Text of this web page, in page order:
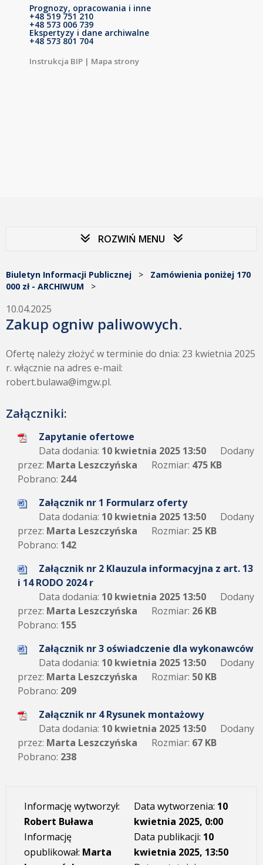
Prognozy, opracowania i inne
+48 519 751 210
+48 573 006 739
Ekspertyzy i dane archiwalne
+48 573 801 704
Instrukcja BIP | Mapa strony
ROZWIŃ MENU
Biuletyn Informacji Publicznej > Zamówienia poniżej 170
000 zł - ARCHIWUM >
10.04.2025
Zakup ogniw paliwowych.
Ofertę należy złożyć w terminie do dnia: 23 kwietnia 2025
r. włącznie na adres e-mail:
robert.bulawa@imgw.pl.
Załączniki:
Zapytanie ofertowe
Data dodania: 10 kwietnia 2025 13:50
Dodany
przez: Marta Leszczyńska Rozmiar: 475 KB
Pobrano: 244
Załącznik nr 1 Formularz oferty
Data dodania: 10 kwietnia 2025 13:50
Dodany
przez: Marta Leszczyńska Rozmiar: 25 KB
Pobrano: 142
Załącznik nr 2 Klauzula informacyjna z art. 13
i 14 RODO 2024 r
Data dodania: 10 kwietnia 2025 13:50
Dodany
przez: Marta Leszczyńska Rozmiar: 26 KB
Pobrano: 155
Załącznik nr 3 oświadczenie dla wykonawców
Data dodania: 10 kwietnia 2025 13:50
Dodany
przez: Marta Leszczyńska Rozmiar: 50 KB
Pobrano: 209
Załącznik nr 4 Rysunek montażowy
Data dodania: 10 kwietnia 2025 13:50
Dodany
przez: Marta Leszczyńska Rozmiar: 67 KB
Pobrano: 238
Informację wytworzył:
Robert Buława
Informację
opublikował: Marta
Data wytworzenia: 10
kwietnia 2025, 0:00
Data publikacji: 10
kwietnia 2025, 13:50